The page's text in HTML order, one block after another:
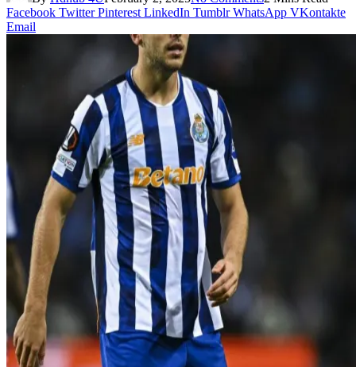
Facebook Twitter Pinterest LinkedIn Tumblr WhatsApp VKontakte
Email